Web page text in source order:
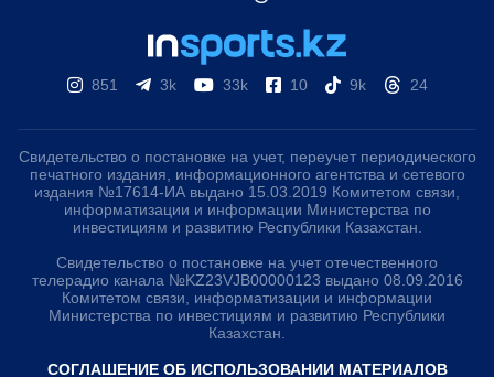
851 3k 33k 10 9k 24
Свидетельство о постановке на учет, переучет периодического
печатного издания, информационного агентства и сетевого
издания №17614-ИА выдано 15.03.2019 Комитетом связи,
информатизации и информации Министерства по
инвестициям и развитию Республики Казахстан.
Свидетельство о постановке на учет отечественного
телерадио канала №KZ23VJB00000123 выдано 08.09.2016
Комитетом связи, информатизации и информации
Министерства по инвестициям и развитию Республики
Казахстан.
СОГЛАШЕНИЕ ОБ ИСПОЛЬЗОВАНИИ МАТЕРИАЛОВ